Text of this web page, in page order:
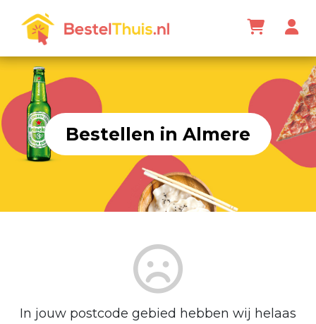
Bestellen in Almere
In jouw postcode gebied hebben wij helaas